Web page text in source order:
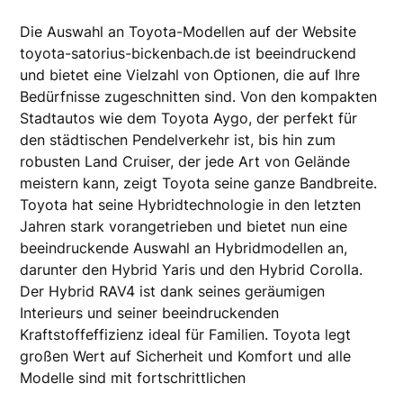
Die Auswahl an Toyota-Modellen auf der Website
toyota-satorius-bickenbach.de ist beeindruckend
und bietet eine Vielzahl von Optionen, die auf Ihre
Bedürfnisse zugeschnitten sind. Von den kompakten
Stadtautos wie dem Toyota Aygo, der perfekt für
den städtischen Pendelverkehr ist, bis hin zum
robusten Land Cruiser, der jede Art von Gelände
meistern kann, zeigt Toyota seine ganze Bandbreite.
Toyota hat seine Hybridtechnologie in den letzten
Jahren stark vorangetrieben und bietet nun eine
beeindruckende Auswahl an Hybridmodellen an,
darunter den Hybrid Yaris und den Hybrid Corolla.
Der Hybrid RAV4 ist dank seines geräumigen
Interieurs und seiner beeindruckenden
Kraftstoffeffizienz ideal für Familien. Toyota legt
großen Wert auf Sicherheit und Komfort und alle
Modelle sind mit fortschrittlichen